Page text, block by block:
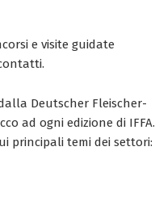
e visite guidate
Deutscher Fleischer-
ad ogni edizione di IFFA.
principali temi dei settori: